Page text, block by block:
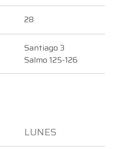
28
Santiago 3
Salmo 125-126
LUNES